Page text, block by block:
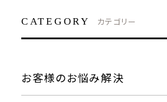
CATEGORY カテゴリー
お客様のお悩み解決